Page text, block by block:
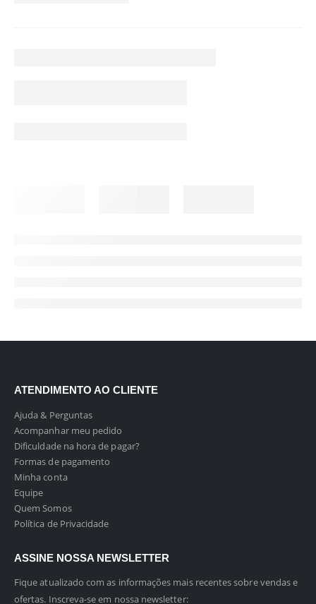
ATENDIMENTO AO CLIENTE
Ajuda & Perguntas
Acompanhar meu pedido
Dificuldade na hora de pagar?
Formas de pagamento
Minha conta
Equipe
Quem Somos
Política de Privacidade
ASSINE NOSSA NEWSLETTER
Fique atualizado com as informações mais recentes sobre vendas e
ofertas. Inscreva-se em nossa newsletter: